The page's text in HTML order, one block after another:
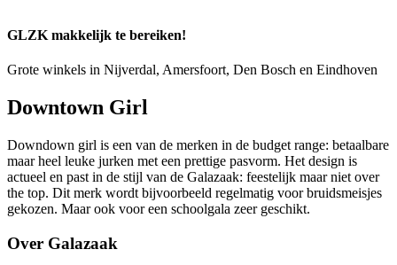
GLZK makkelijk te bereiken!
Grote winkels in Nijverdal, Amersfoort, Den Bosch en Eindhoven
Downtown Girl
Downdown girl is een van de merken in de budget range: betaalbare
maar heel leuke jurken met een prettige pasvorm. Het design is
actueel en past in de stijl van de Galazaak: feestelijk maar niet over
the top. Dit merk wordt bijvoorbeeld regelmatig voor bruidsmeisjes
gekozen. Maar ook voor een schoolgala zeer geschikt.
Over Galazaak